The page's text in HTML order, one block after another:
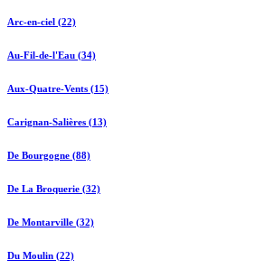
Arc-en-ciel (22)
Au-Fil-de-l'Eau (34)
Aux-Quatre-Vents (15)
Carignan-Salières (13)
De Bourgogne (88)
De La Broquerie (32)
De Montarville (32)
Du Moulin (22)